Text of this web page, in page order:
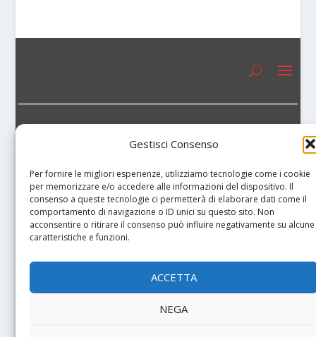
Gestisci Consenso
Per fornire le migliori esperienze, utilizziamo tecnologie come i cookie
per memorizzare e/o accedere alle informazioni del dispositivo. Il
consenso a queste tecnologie ci permetterà di elaborare dati come il
comportamento di navigazione o ID unici su questo sito. Non
acconsentire o ritirare il consenso può influire negativamente su alcune
caratteristiche e funzioni.
ACCETTA
NEGA
Artesegno S.a.s. di Domenico De Stefano & C.
Via Gervasutta, 29 – 33100 Udine – ITALY
Tel. +39 0432 5126 42 – FAx. +39 0432 512642